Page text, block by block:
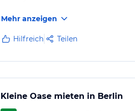
Mehr anzeigen
Hilfreich Teilen
Kleine Oase mieten in Berlin